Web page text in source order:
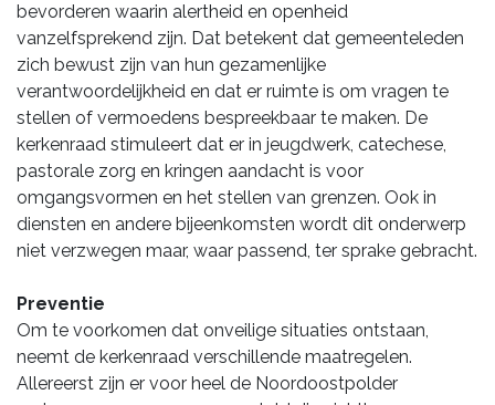
bevorderen waarin alertheid en openheid
vanzelfsprekend zijn. Dat betekent dat gemeenteleden
zich bewust zijn van hun gezamenlijke
verantwoordelijkheid en dat er ruimte is om vragen te
stellen of vermoedens bespreekbaar te maken. De
kerkenraad stimuleert dat er in jeugdwerk, catechese,
pastorale zorg en kringen aandacht is voor
omgangsvormen en het stellen van grenzen. Ook in
diensten en andere bijeenkomsten wordt dit onderwerp
niet verzwegen maar, waar passend, ter sprake gebracht.
Preventie
Om te voorkomen dat onveilige situaties ontstaan,
neemt de kerkenraad verschillende maatregelen.
Allereerst zijn er voor heel de Noordoostpolder